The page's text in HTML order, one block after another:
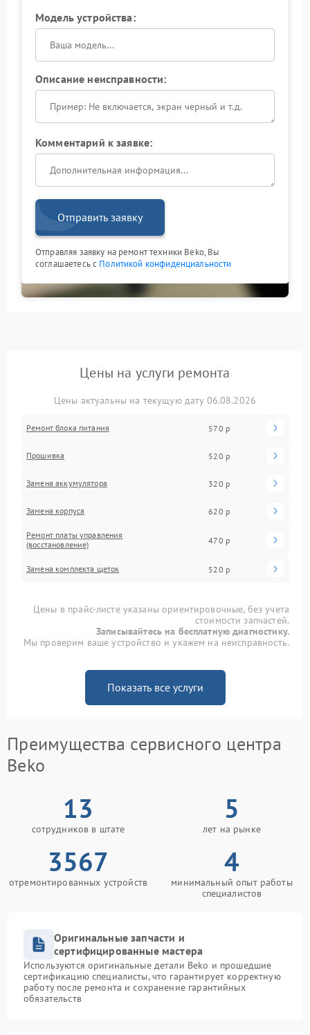
Модель устройства:
Описание неисправности:
Комментарий к заявке:
Отправить заявку
Отправляя заявку на ремонт техники Beko, Вы
соглашаетесь с Политикой конфиденциальности
Цены на услуги ремонта
Цены актуальны на текущую дату 06.08.2026
Ремонт блока питания 570 р
Прошивка 520 р
Замена аккумулятора 320 р
Замена корпуса 620 р
Ремонт платы управления
(восстановление)
470 р
Замена комплекта щеток 520 р
Цены в прайс-листе указаны ориентировочные, без учета
стоимости запчастей.
Записывайтесь на бесплатную диагностику.
Мы проверим ваше устройство и укажем на неисправность.
Показать все услуги
Преимущества сервисного центра
Beko
13
сотрудников в штате
5
лет на рынке
3567
отремонтированных устройств
4
минимальный опыт работы
специалистов
Оригинальные запчасти и
сертифицированные мастера
Используются оригинальные детали Beko и прошедшие
сертификацию специалисты, что гарантирует корректную
работу после ремонта и сохранение гарантийных
обязательств